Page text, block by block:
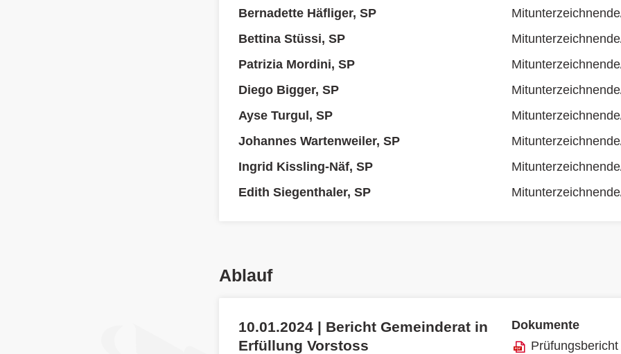
Bernadette Häfliger, SP
Bettina Stüssi, SP
Patrizia Mordini, SP
Diego Bigger, SP
Ayse Turgul, SP
Johannes Wartenweiler, SP
Ingrid Kissling-Näf, SP
Edith Siegenthaler, SP
Ablauf
10.01.2024 | Bericht Gemeinderat in
Erfüllung Vorstoss
Dokumente
Prüfungsbericht